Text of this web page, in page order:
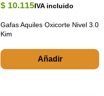
$ 10.115IVA incluido
Gafas Aquiles Oxicorte Nivel 3.0
Kim